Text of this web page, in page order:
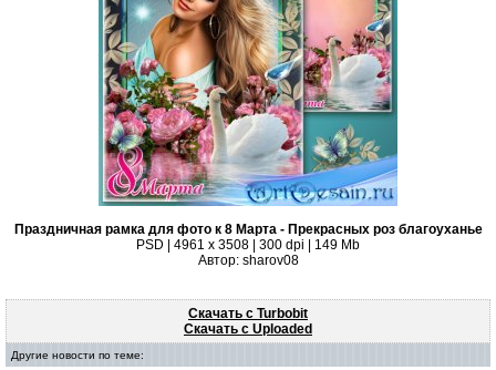
Праздничная рамка для фото к 8 Марта - Прекрасных роз благоуханье
PSD | 4961 х 3508 | 300 dpi | 149 Mb
Автор: sharov08
Скачать с Turbobit
Скачать с Uploaded
Другие новости по теме: